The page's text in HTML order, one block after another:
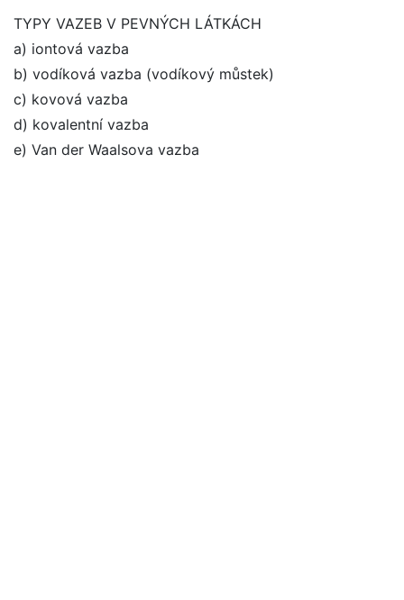
TYPY VAZEB V PEVNÝCH LÁTKÁCH
a) iontová vazba
b) vodíková vazba (vodíkový můstek)
c) kovová vazba
d) kovalentní vazba
e) Van der Waalsova vazba